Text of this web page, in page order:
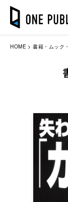
HOME 書籍・ムック